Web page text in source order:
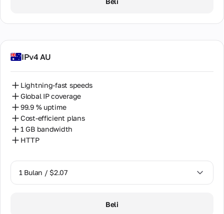
IPv4 AU
Lightning-fast speeds
Global IP coverage
99.9 % uptime
Cost-efficient plans
1 GB bandwidth
HTTP
1 Bulan / $2.07
Beli